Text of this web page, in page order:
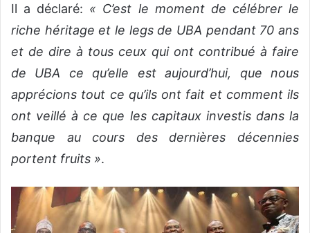
Il a déclaré: « C’est le moment de célébrer le
riche héritage et le legs de UBA pendant 70 ans
et de dire à tous ceux qui ont contribué à faire
de UBA ce qu’elle est aujourd’hui, que nous
apprécions tout ce qu’ils ont fait et comment ils
ont veillé à ce que les capitaux investis dans la
banque au cours des dernières décennies
portent fruits ».